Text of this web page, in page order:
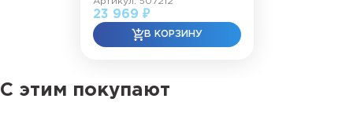
23 969 ₽
С этим покупают